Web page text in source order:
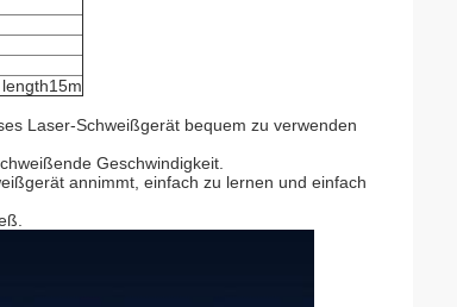
Laser-Schweißgerät bequem zu verwenden
Geschwindigkeit.
annimmt, einfach zu lernen und einfach